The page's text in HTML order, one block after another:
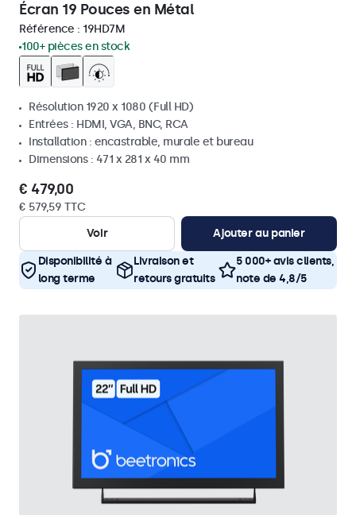
Écran 19 Pouces en Métal
Référence : 19HD7M
100+ pièces en stock
Résolution 1920 x 1080 (Full HD)
Entrées : HDMI, VGA, BNC, RCA
Installation : encastrable, murale et bureau
Dimensions : 471 x 281 x 40 mm
€ 479,00
€ 579,59 TTC
Voir
Ajouter au panier
Disponibilité à
long terme
Livraison et
retours gratuits
5 000+ avis clients,
note de 4,8/5